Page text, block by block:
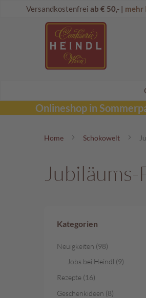
Versandkostenfrei ab € 50,- | mehr
Onlineshop
Schokolade
Wunschpraline
Sommerpralinen
Österreichische
Onlineshop in
Home Schokowelt
Kategorien
Neuigkeiten (98)
Jobs bei Heindl (9)
Rezepte (16)
Geschenkideen (8)